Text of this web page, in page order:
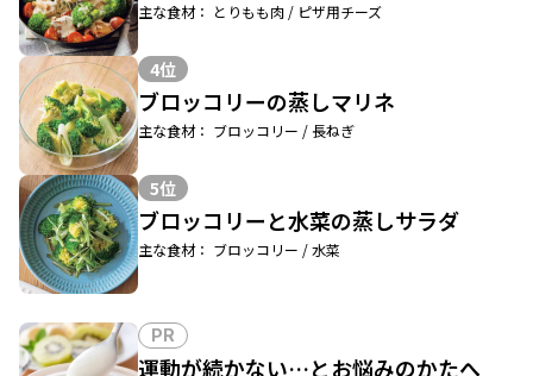
主な食材： とりもも肉 / ピザ用チーズ
4位
ブロッコリーの蒸しマリネ
主な食材： ブロッコリー / 長ねぎ
5位
ブロッコリーと水菜の蒸しサラダ
主な食材： ブロッコリー / 水菜
PR
運動が続かない…とお悩みのかたへ